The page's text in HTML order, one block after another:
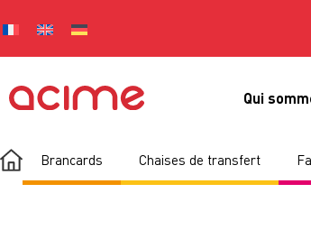
Qui
Brancards Chaises de transfert